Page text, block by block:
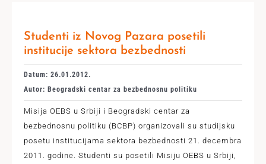
Studenti iz Novog Pazara posetili
institucije sektora bezbednosti
Datum: 26.01.2012.
Autor: Beogradski centar za bezbednosnu politiku
Misija OEBS u Srbiji i Beogradski centar za
bezbednosnu politiku (BCBP) organizovali su studijsku
posetu institucijama sektora bezbednosti 21. decembra
2011. godine. Studenti su posetili Misiju OEBS u Srbiji,